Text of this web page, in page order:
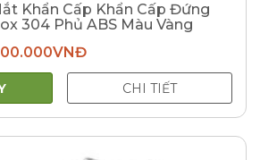
Khẩn Cấp Khẩn Cấp Đứng
304 Phủ ABS Màu Vàng
VNĐGiá
tại
4.900.000VNĐ.
CHI TIẾT